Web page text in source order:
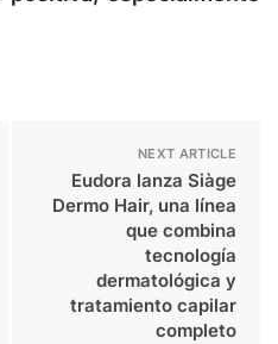
NEXT ARTICLE
Eudora lanza Siàge
Dermo Hair, una línea
que combina
tecnología
dermatológica y
tratamiento capilar
completo